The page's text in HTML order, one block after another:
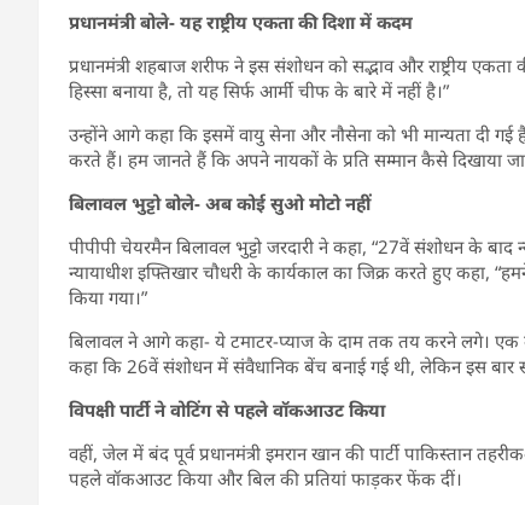
प्रधानमंत्री बोले- यह राष्ट्रीय एकता की दिशा में कदम
प्रधानमंत्री शहबाज शरीफ ने इस संशोधन को सद्भाव और राष्ट्रीय
हिस्सा बनाया है, तो यह सिर्फ आर्मी चीफ के बारे में नहीं है।”
उन्होंने आगे कहा कि इसमें वायु सेना और नौसेना को भी मान्यता दी
करते हैं। हम जानते हैं कि अपने नायकों के प्रति सम्मान कैसे दिखाया
बिलावल भुट्टो बोले- अब कोई सुओ मोटो नहीं
पीपीपी चेयरमैन बिलावल भुट्टो जरदारी ने कहा, “27वें संशोधन के बाद
न्यायाधीश इफ्तिखार चौधरी के कार्यकाल का जिक्र करते हुए कहा,
किया गया।”
बिलावल ने आगे कहा- ये टमाटर-प्याज के दाम तक तय करने लगे। एक
कहा कि 26वें संशोधन में संवैधानिक बेंच बनाई गई थी, लेकिन इस बार
विपक्षी पार्टी ने वोटिंग से पहले वॉकआउट किया
वहीं, जेल में बंद पूर्व प्रधानमंत्री इमरान खान की पार्टी पाकिस्तान
पहले वॉकआउट किया और बिल की प्रतियां फाड़कर फेंक दीं।